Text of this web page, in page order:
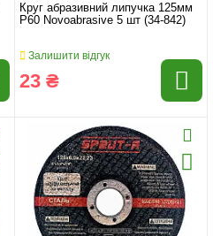
Круг абразивний липучка 125мм
P60 Novoabrasive 5 шт (34-842)
Залишити відгук
23 ₴